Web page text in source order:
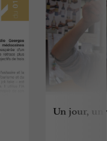
Un jour, un